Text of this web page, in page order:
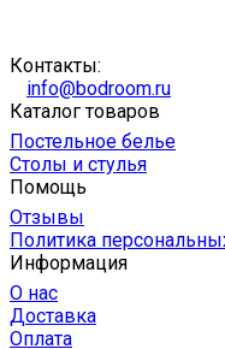
Контакты:
info@bodroom.ru
Каталог товаров
Постельное белье
Столы и стулья
Помощь
Отзывы
Политика
Информация
О нас
Доставка
Оплата